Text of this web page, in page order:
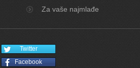
Za vaše najmlađe
Twitter
Facebook